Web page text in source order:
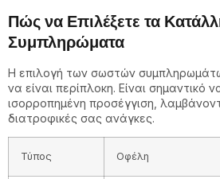
Πώς να Επιλέξετε τα
Συμπληρώματα
Η επιλογή των σωστών
να είναι περίπλοκη. Είναι σημαντικό
ισορροπημένη προσέγγιση,
διατροφικές σας ανάγκες.
Τύπος Οφέλη